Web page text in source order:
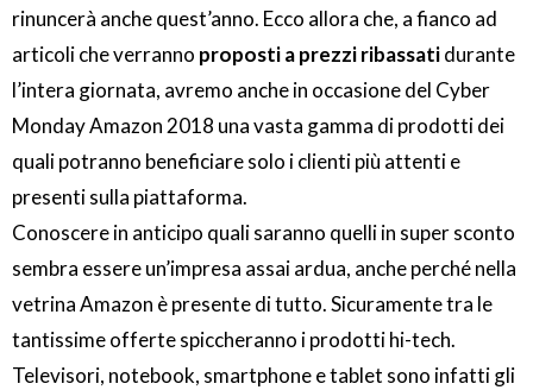
rinuncerà anche quest’anno. Ecco allora che, a fianco ad
articoli che verranno proposti a prezzi ribassatidurante
l’intera giornata, avremo anche in occasione del Cyber
Monday Amazon 2018 una vasta gamma di prodotti dei
quali potranno beneficiare solo i clienti più attenti e
presenti sulla piattaforma.
Conoscere in anticipo quali saranno quelli in super sconto
sembra essere un’impresa assai ardua, anche perché nella
vetrina Amazon è presente di tutto. Sicuramente tra le
tantissime offerte spiccheranno i prodotti hi-tech.
Televisori, notebook, smartphone e tablet sono infatti gli